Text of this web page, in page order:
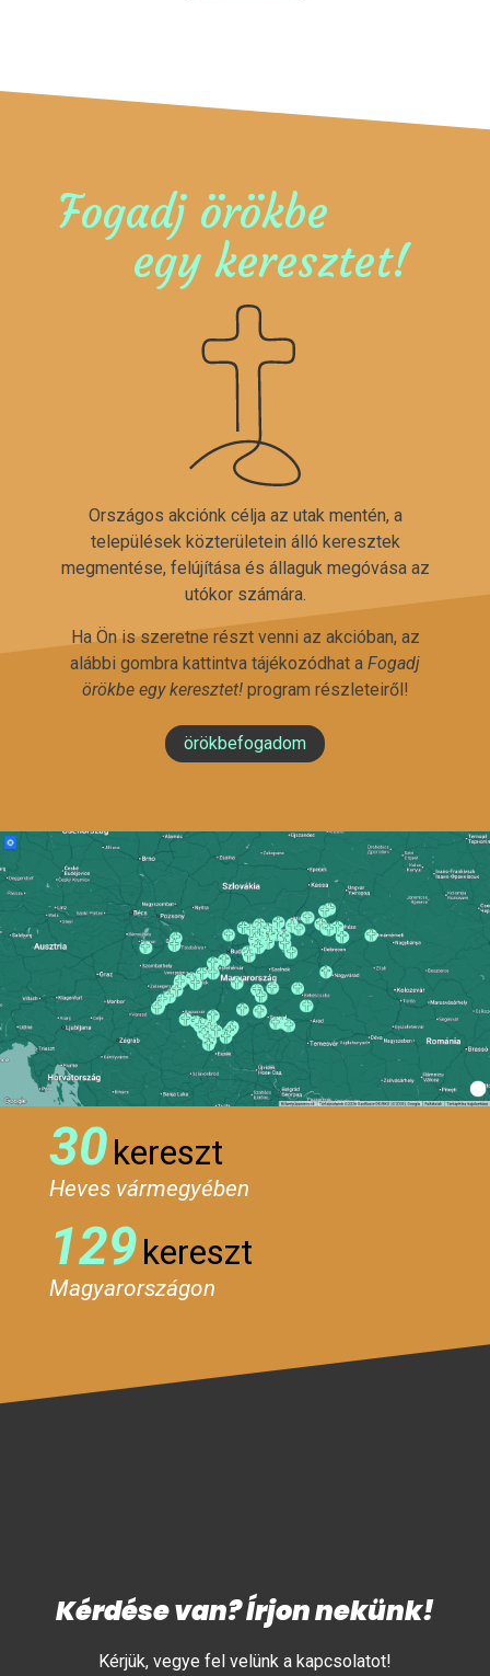
Fogadj örökbe
egy keresztet!
Országos akciónk célja az utak mentén, a
települések közterületein álló keresztek
megmentése, felújítása és állaguk megóvása az
utókor számára.
Ha Ön is szeretne részt venni az akcióban, az
alábbi gombra kattintva tájékozódhat a Fogadj
örökbe egy keresztet!program részleteiről!
örökbefogadom
30kereszt
Heves vármegyében
129kereszt
Magyarországon
Kérdése van? Írjon nekünk!
Kérjük, vegye fel velünk a kapcsolatot!